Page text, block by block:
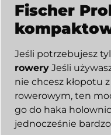
Fischer
Jeśli potrzebujesz
rowery Jeśli
nie chcesz kłopotu
rowerowym, ten
go do haka
jednocześnie